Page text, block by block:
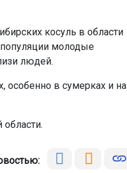
косуль в области
молодые
людей.
особенно в сумерках и на